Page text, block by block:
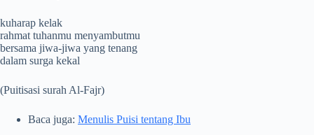
kuharap kelak
rahmat tuhanmu menyambutmu
bersama jiwa-jiwa yang tenang
dalam surga kekal
(Puitisasi surah Al-Fajr)
Baca juga: Menulis Puisi tentang Ibu